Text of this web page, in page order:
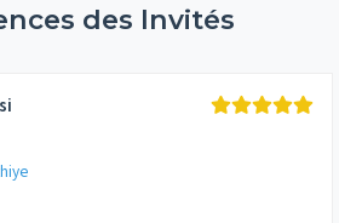
des Invités